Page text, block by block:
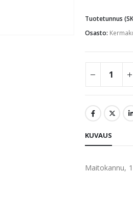
Tuotetunnus
Osasto:
KUVAUS
Maitokannu,